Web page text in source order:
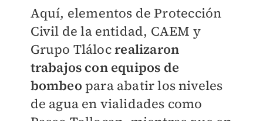
Aquí, elementos de Protección
Civil de la entidad, CAEM y
Grupo Tlálocrealizaron
trabajos con equipos de
bombeo para abatir los niveles
de agua en vialidades como